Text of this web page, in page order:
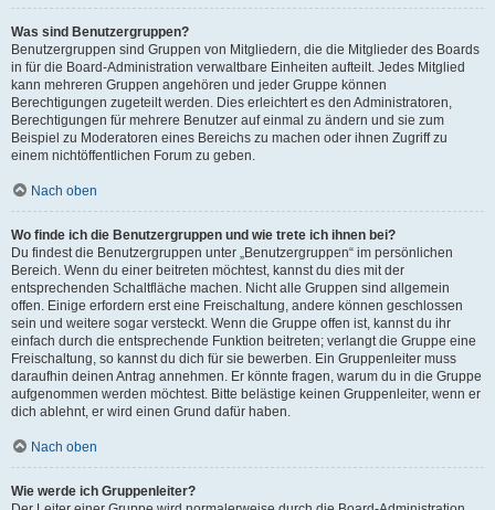
Was sind Benutzergruppen?
Benutzergruppen sind Gruppen von Mitgliedern, die die Mitglieder des Boards
in für die Board-Administration verwaltbare Einheiten aufteilt. Jedes Mitglied
kann mehreren Gruppen angehören und jeder Gruppe können
Berechtigungen zugeteilt werden. Dies erleichtert es den Administratoren,
Berechtigungen für mehrere Benutzer auf einmal zu ändern und sie zum
Beispiel zu Moderatoren eines Bereichs zu machen oder ihnen Zugriff zu
einem nichtöffentlichen Forum zu geben.
Nach oben
Wo finde ich die Benutzergruppen und wie trete ich ihnen bei?
Du findest die Benutzergruppen unter „Benutzergruppen“ im persönlichen
Bereich. Wenn du einer beitreten möchtest, kannst du dies mit der
entsprechenden Schaltfläche machen. Nicht alle Gruppen sind allgemein
offen. Einige erfordern erst eine Freischaltung, andere können geschlossen
sein und weitere sogar versteckt. Wenn die Gruppe offen ist, kannst du ihr
einfach durch die entsprechende Funktion beitreten; verlangt die Gruppe eine
Freischaltung, so kannst du dich für sie bewerben. Ein Gruppenleiter muss
daraufhin deinen Antrag annehmen. Er könnte fragen, warum du in die Gruppe
aufgenommen werden möchtest. Bitte belästige keinen Gruppenleiter, wenn er
dich ablehnt, er wird einen Grund dafür haben.
Nach oben
Wie werde ich Gruppenleiter?